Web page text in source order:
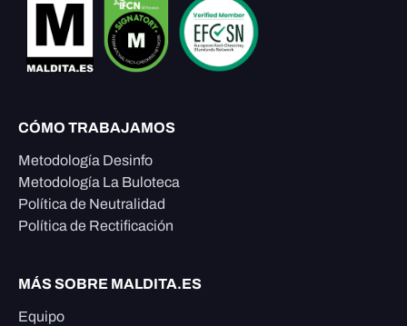
CÓMO TRABAJAMOS
Metodología Desinfo
Metodología La Buloteca
Política de Neutralidad
Política de Rectificación
MÁS SOBRE MALDITA.ES
Equipo